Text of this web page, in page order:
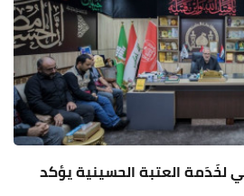
لخَدَمة العتبة الحسينية يؤكد